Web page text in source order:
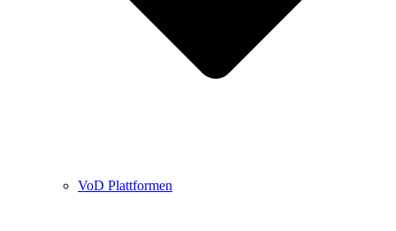
VoD Plattformen